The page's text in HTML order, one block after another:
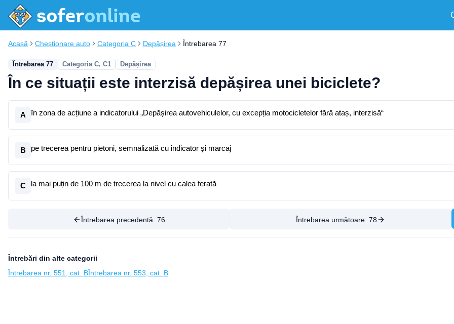
Acasă Chestionare auto Categoria C Depășirea Întrebarea 77
Întrebarea 77 Categoria C, C1 Depășirea
În ce situații este interzisă depășirea unei biciclete?
A în zona de acțiune a indicatorului „Depășirea autovehiculelor, cu excepția motocicletelor fără ataș, interzisă“
B pe trecerea pentru pietoni, semnalizată cu indicator și marcaj
C la mai puțin de 100 m de trecerea la nivel cu calea ferată
Întrebarea precedentă: 76 Întrebarea următoare: 78
Întrebări din alte categorii
Întrebarea nr. 551, cat. BÎntrebarea nr. 553, cat. B